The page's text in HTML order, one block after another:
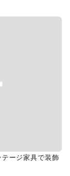
ージ家具で装飾